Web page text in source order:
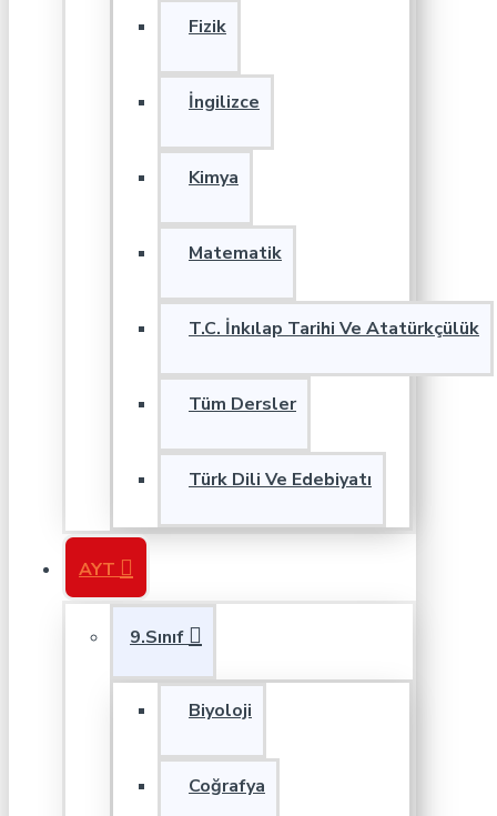
Fizik
İngilizce
Kimya
Matematik
T.C. İnkılap Tarihi Ve Atatürkçülük
Tüm Dersler
Türk Dili Ve Edebiyatı
AYT
9.Sınıf
Biyoloji
Coğrafya